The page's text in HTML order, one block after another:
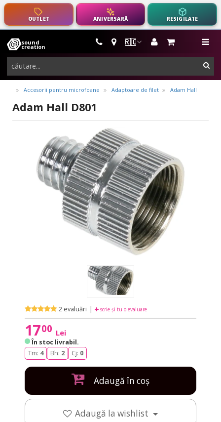
OUTLET ANIVERSARĂ RESIGILATE
🇷🇴
sound
creation
instrumente
muzicale,
echipamente
pro-
audio
Accesorii pentru microfoane Adaptoare de filet Adam Hall
Adam Hall D801
2 evaluări | scrie și tu o evaluare
1700 Lei
În stoc livrabil.
Tm: 4 Bh: 2 Cj: 0
Adaugă în coș
Adaugă la wishlist